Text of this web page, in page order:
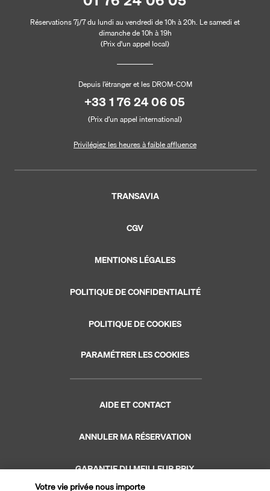
Réservations 7j/7 du lundi au vendredi de 10h à 20h. Le samedi et
dimanche de 10h à 19h
(Prix d'un appel local)
Depuis l’étranger et les DROM-COM
+33 1 76 24 06 05
(Prix d’un appel international)
Privilégiez les heures à faible affluence
TRANSAVIA
CGV
MENTIONS LÉGALES
POLITIQUE DE CONFIDENTIALITÉ
POLITIQUE DE COOKIES
PARAMÉTRER LES COOKIES
AIDE ET CONTACT
ANNULER MA RÉSERVATION
GARANTIE DU MEILLEUR PRIX
Votre vie privée nous importe